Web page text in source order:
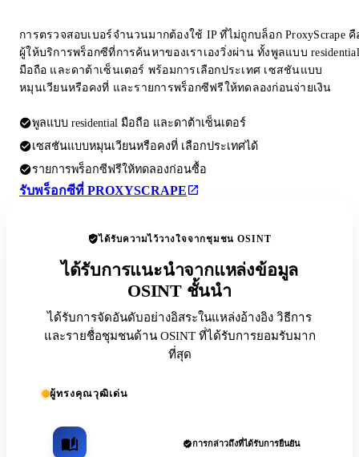
การตรวจสอบเบอร์จำนวนมากต้องใช้ IP ที่ไม่ถูกบล็อก ProxyScrape คื
ผู้ให้บริการพร็อกซีที่การค้นหาของเราเองวิ่งผ่าน ทั้งพูลแบบ residential
มือถือ และดาต้าเซ็นเตอร์ พร้อมการเลือกประเทศ เซสชันแบบ
หมุนเวียนหรือคงที่ และรายการพร็อกซีฟรีให้ทดลองก่อนจ่ายเงิน
พูลแบบ residential มือถือ และดาต้าเซ็นเตอร์
เซสชันแบบหมุนเวียนหรือคงที่ เลือกประเทศได้
รายการพร็อกซีฟรีให้ทดลองก่อนซื้อ
รับพร็อกซีที่ PROXYSCRAPE
ได้รับความไว้วางใจจากชุมชน OSINT
ได้รับการแนะนำจากแหล่งข้อมูล
OSINT ชั้นนำ
ได้รับการจัดอันดับอย่างอิสระในแหล่งอ้างอิง วิธีการ
และรายชื่อชุมชนด้าน OSINT ที่ได้รับการยอมรับมาก
ที่สุด
ผู้ทรงคุณวุฒิเด่น
การกล่าวถึงที่ได้รับการยืนยัน